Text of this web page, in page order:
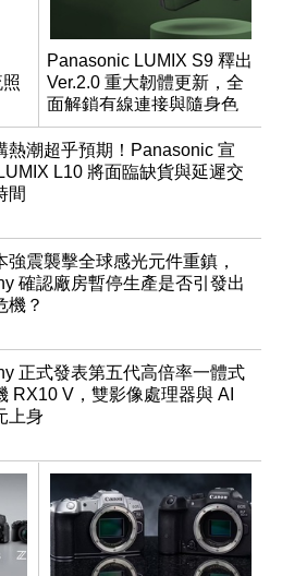
Panasonic LUMIX S9 釋出
Ver.2.0 重大韌體更新，全
面解鎖有線連接與隨身色
調編輯
熱潮超乎預期！Panasonic 宣
L10 將面臨缺貨與延遲交
間
強震襲擊全球感光元件重鎮，
確認廠房暫停生產是否引發出
機？
正式發表第五代高倍率一體式
RX10 V，雙影像處理器與 AI
上身